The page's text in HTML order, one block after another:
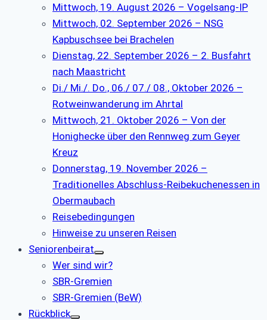
Mittwoch, 19. August 2026 – Vogelsang-IP
Mittwoch, 02. September 2026 – NSG
Kapbuschsee bei Brachelen
Dienstag, 22. September 2026 – 2. Busfahrt
nach Maastricht
Di./ Mi./. Do., 06./ 07./ 08., Oktober 2026 –
Rotweinwanderung im Ahrtal
Mittwoch, 21. Oktober 2026 – Von der
Honighecke über den Rennweg zum Geyer
Kreuz
Donnerstag, 19. November 2026 –
Traditionelles Abschluss-Reibekuchenessen in
Obermaubach
Reisebedingungen
Hinweise zu unseren Reisen
Seniorenbeirat
Wer sind wir?
SBR-Gremien
SBR-Gremien (BeW)
Rückblick